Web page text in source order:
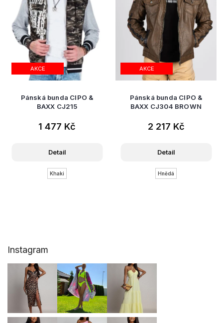
AKCE
Pánská bunda CIPO &
BAXX CJ215
1 477 Kč
Detail
Khaki
AKCE
Pánská bunda CIPO &
BAXX CJ304 BROWN
2 217 Kč
Detail
Hnědá
Instagram